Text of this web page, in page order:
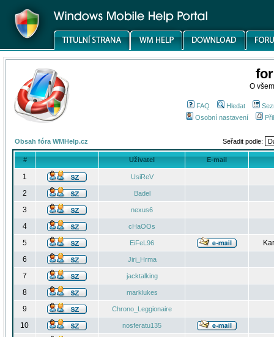
O
FAQ Hledat
Osobní nastavení
Obsah fóra WMHelp.cz Seřadit podle:
# Uživatel E-mail
1 UsiReV
2 Badel
3 nexus6
4 cHaOOs
5 EiFeL96
6
Jiri_Hrma
7 jacktalking
8 marklukes
9 Chrono_Leggionaire
10 nosferatu135